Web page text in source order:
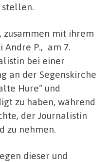
mit ihrem
Andre P., am 7.
bei einer
an der Segenskirche
Hure“ und
zu haben, während
der Journalistin
zu nehmen.
dieser und